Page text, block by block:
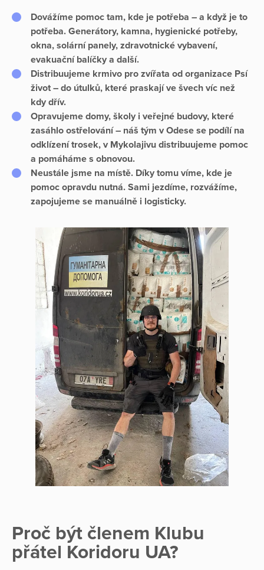
Dovážíme pomoc tam, kde je potřeba – a když je to
potřeba. Generátory, kamna, hygienické potřeby,
okna, solární panely, zdravotnické vybavení,
evakuační balíčky a další.
Distribuujeme krmivo pro zvířata od organizace Psí
život – do útulků, které praskají ve švech víc než
kdy dřív.
Opravujeme domy, školy i veřejné budovy, které
zasáhlo ostřelování – náš tým v Odese se podílí na
odklízení trosek, v Mykolajivu distribuujeme pomoc
a pomáháme s obnovou.
Neustále jsme na místě. Díky tomu víme, kde je
pomoc opravdu nutná. Sami jezdíme, rozvážíme,
zapojujeme se manuálně i logisticky.
Proč být členem Klubu
přátel Koridoru UA?